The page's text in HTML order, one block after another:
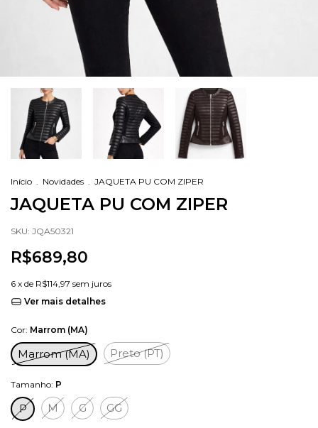
Início . Novidades . JAQUETA PU COM ZIPER
JAQUETA PU COM ZIPER
SKU: JQA50321
R$689,80
6 x de R$114,97 sem juros
Ver mais detalhes
Cor: Marrom (MA)
Marrom (MA) Preto (PT)
Tamanho: P
P M G GG